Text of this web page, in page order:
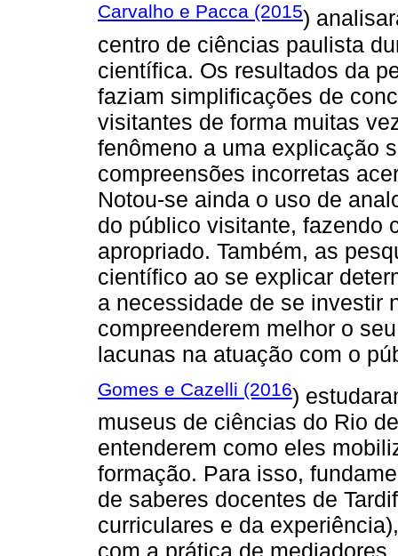
Carvalho e Pacca (2015)
centro de ciências paulista
científica. Os resultados da
faziam simplificações de
visitantes de forma muitas
fenômeno a uma explicação
compreensões incorretas
Notou-se ainda o uso de
do público visitante, fazendo
apropriado. Também, as
científico ao se explicar
a necessidade de se investir
compreenderem melhor o
lacunas na atuação com o
Gomes e Cazelli (2016)
museus de ciências do Rio
entenderem como eles
formação. Para isso,
de saberes docentes de
curriculares e da
com a prática de